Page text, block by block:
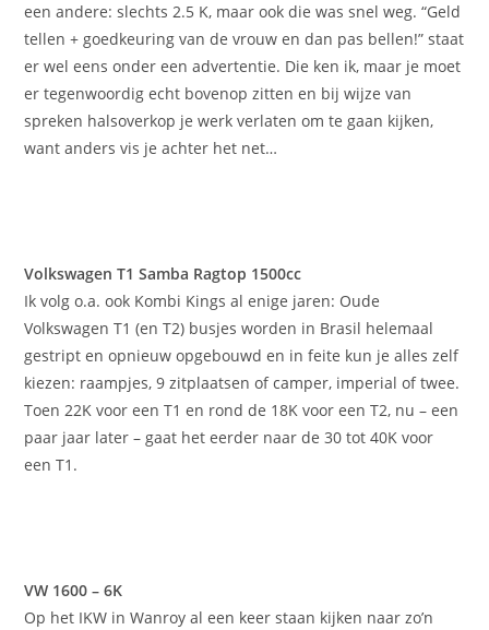
een andere: slechts 2.5 K, maar ook die was snel weg. “Geld
tellen + goedkeuring van de vrouw en dan pas bellen!” staat
er wel eens onder een advertentie. Die ken ik, maar je moet
er tegenwoordig echt bovenop zitten en bij wijze van
spreken halsoverkop je werk verlaten om te gaan kijken,
want anders vis je achter het net…
Volkswagen T1 Samba Ragtop 1500cc
Ik volg o.a. ook Kombi Kings al enige jaren: Oude
Volkswagen T1 (en T2) busjes worden in Brasil helemaal
gestript en opnieuw opgebouwd en in feite kun je alles zelf
kiezen: raampjes, 9 zitplaatsen of camper, imperial of twee.
Toen 22K voor een T1 en rond de 18K voor een T2, nu – een
paar jaar later – gaat het eerder naar de 30 tot 40K voor
een T1.
VW 1600 – 6K
Op het IKW in Wanroy al een keer staan kijken naar zo’n